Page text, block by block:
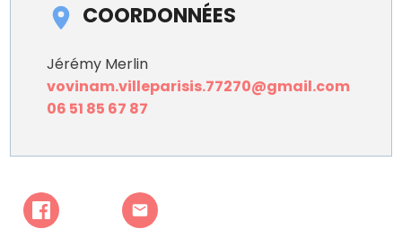
COORDONNÉES
Jérémy Merlin
vovinam.villeparisis.77270@gmail.com
06 51 85 67 87